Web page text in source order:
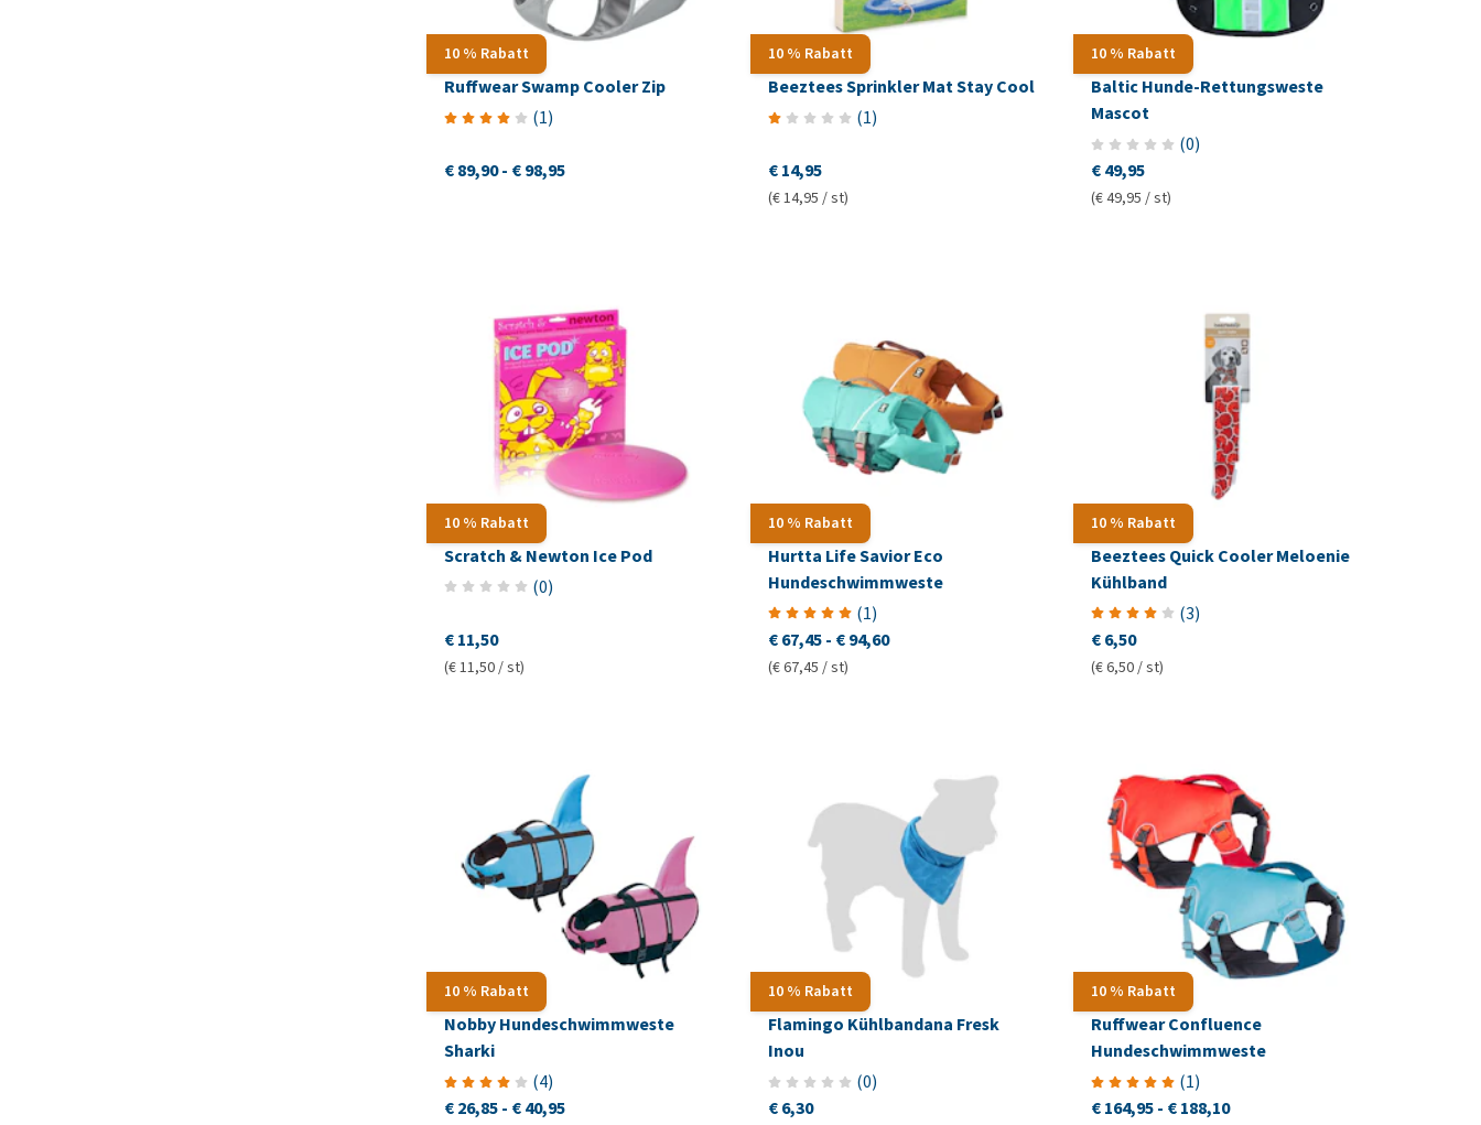
10 % Rabatt
Ruffwear Swamp Cooler Zip
(1)
€ 89,90- € 98,95
10 % Rabatt
Beeztees Sprinkler Mat Stay Cool
(1)
€ 14,95
(€ 14,95 / st)
10 % Rabatt
Baltic Hunde-Rettungsweste
Mascot
(0)
€ 49,95
(€ 49,95 / st)
10 % Rabatt
Scratch & Newton Ice Pod
(0)
€ 11,50
(€ 11,50 / st)
10 % Rabatt
Hurtta Life Savior Eco
Hundeschwimmweste
(1)
€ 67,45 - € 94,60
(€ 67,45 / st)
10 % Rabatt
Beeztees Quick Cooler Meloenie
Kühlband
(3)
€ 6,50
(€ 6,50 / st)
10 % Rabatt
Nobby Hundeschwimmweste
Sharki
(4)
€ 26,85- € 40,95
10 % Rabatt
Flamingo Kühlbandana Fresk
Inou
(0)
€ 6,30
10 % Rabatt
Ruffwear Confluence
Hundeschwimmweste
(1)
€ 164,95- € 188,10